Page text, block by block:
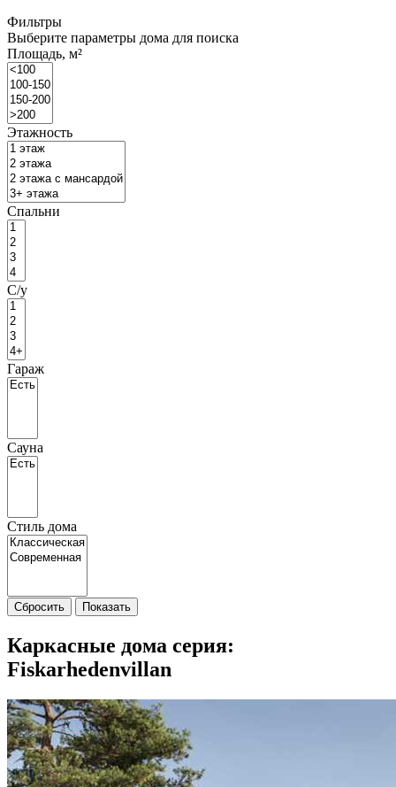
Фильтры
Выберите параметры дома для поиска
Площадь, м²
Этажность
Спальни
С/у
Гараж
Сауна
Стиль дома
Сбросить Показать
Каркасные дома cерия:
Fiskarhedenvillan